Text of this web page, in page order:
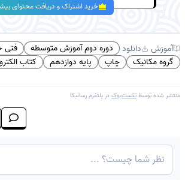
خرید اشتراک و دریافت محتوای
آموزش دانلود دوره دوم آموزش متوسطه فنی
گروه مکانیک
چاپ پایه دوازدهم کتاب
منتشر شده توسطتکست‌بوک در پلتفرمرسانیکا